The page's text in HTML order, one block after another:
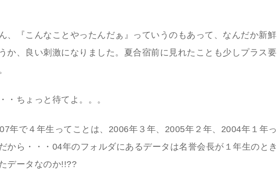
、『こんなことやったんだぁ』っていうのもあって、なんだか新鮮
か、良い刺激になりました。夏合宿前に見れたことも少しプラス要
・ちょっと待てよ。。。
年で４年生ってことは、2006年３年、2005年２年、2004年１年っ
から・・・04年のフォルダにあるデータは名誉会長が１年生のとき
データなのか!!??